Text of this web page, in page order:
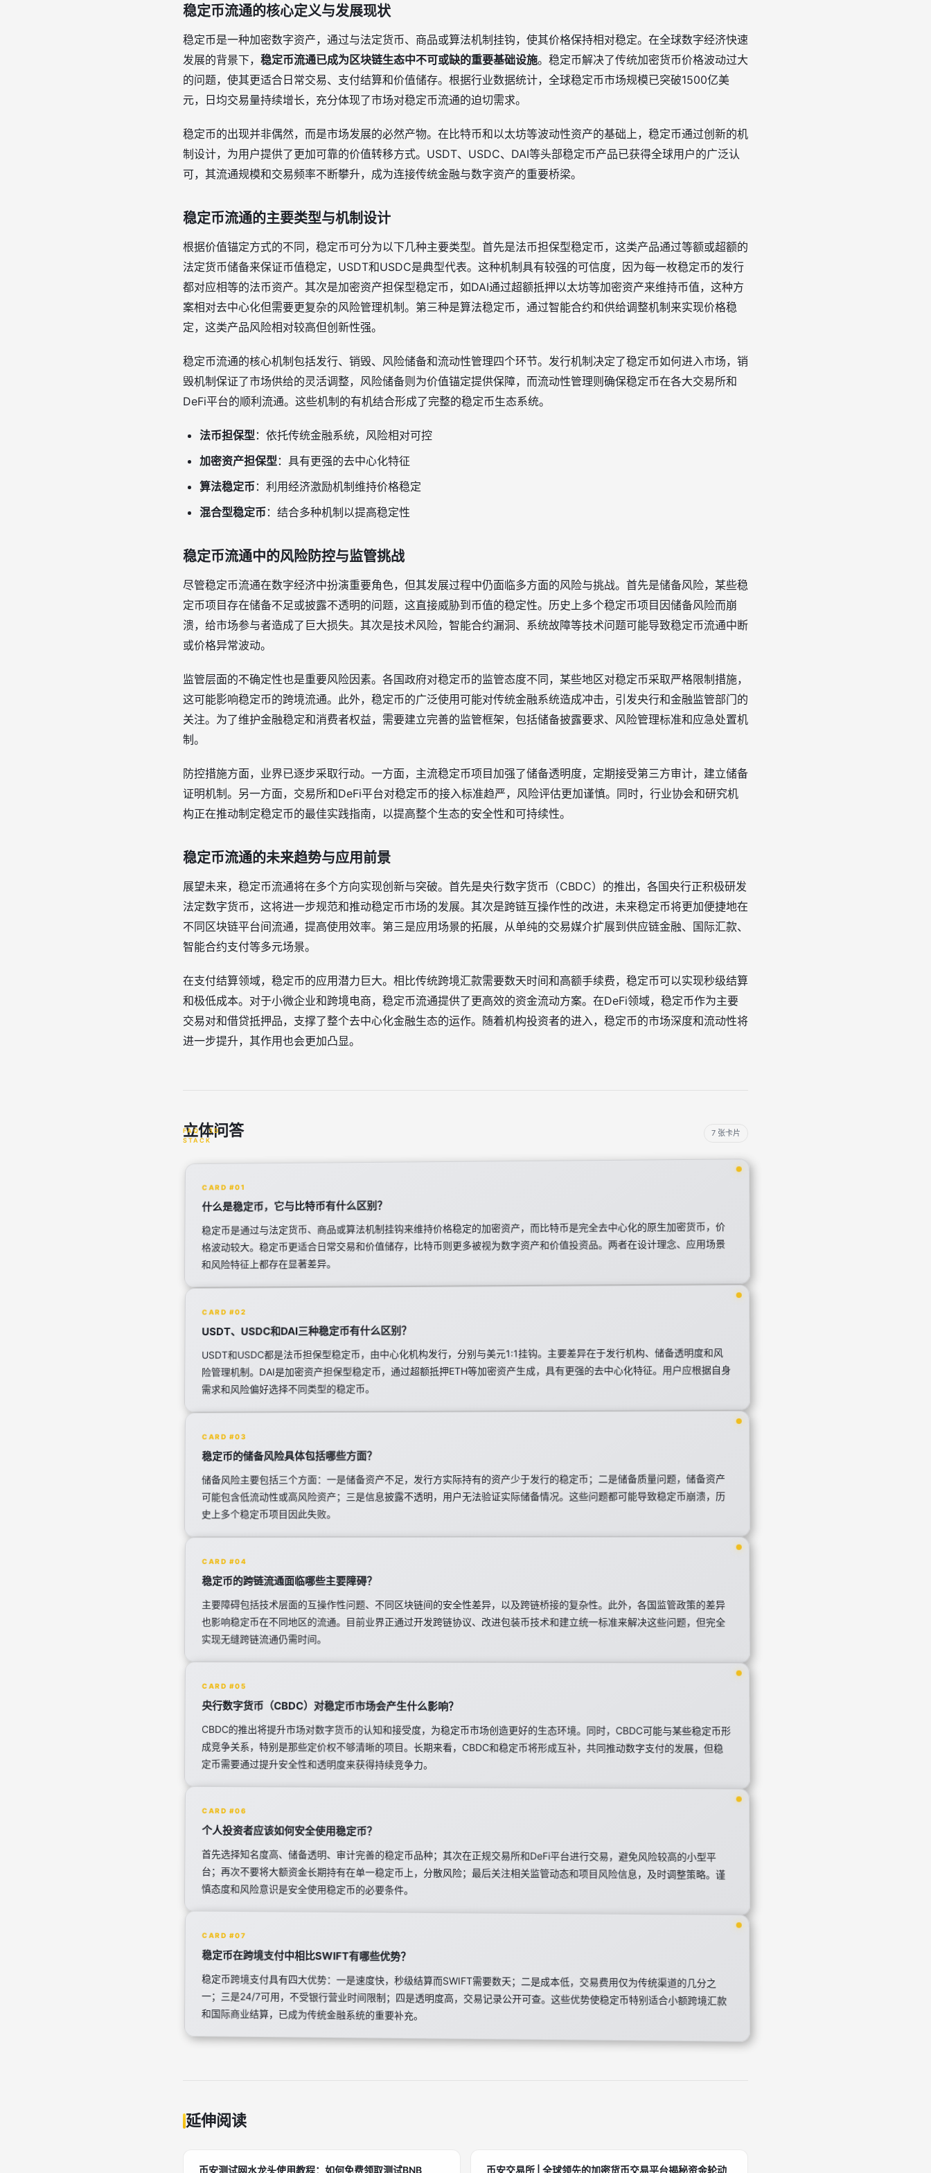
稳定币流通的核心定义与发展现状
稳定币是一种加密数字资产，通过与法定货币、商品或算法机制挂钩，使其价格保持相对稳定。在全球数字经济快速
发展的背景下， 稳定币流通已成为区块链生态中不可或缺的重要基础设施。稳定币解决了传统加密货币价格波动过大
的问题，使其更适合日常交易、支付结算和价值储存。根据行业数据统计，全球稳定币市场规模已突破1500亿美
元，日均交易量持续增长，充分体现了市场对稳定币流通的迫切需求。
稳定币的出现并非偶然，而是市场发展的必然产物。在比特币和以太坊等波动性资产的基础上，稳定币通过创新的机
制设计，为用户提供了更加可靠的价值转移方式。USDT、USDC、DAI等头部稳定币产品已获得全球用户的广泛认
可，其流通规模和交易频率不断攀升，成为连接传统金融与数字资产的重要桥梁。
稳定币流通的主要类型与机制设计
根据价值锚定方式的不同，稳定币可分为以下几种主要类型。首先是法币担保型稳定币，这类产品通过等额或超额的
法定货币储备来保证币值稳定，USDT和USDC是典型代表。这种机制具有较强的可信度，因为每一枚稳定币的发行
都对应相等的法币资产。其次是加密资产担保型稳定币，如DAI通过超额抵押以太坊等加密资产来维持币值，这种方
案相对去中心化但需要更复杂的风险管理机制。第三种是算法稳定币，通过智能合约和供给调整机制来实现价格稳
定，这类产品风险相对较高但创新性强。
稳定币流通的核心机制包括发行、销毁、风险储备和流动性管理四个环节。发行机制决定了稳定币如何进入市场，销
毁机制保证了市场供给的灵活调整，风险储备则为价值锚定提供保障，而流动性管理则确保稳定币在各大交易所和
DeFi平台的顺利流通。这些机制的有机结合形成了完整的稳定币生态系统。
法币担保型：依托传统金融系统，风险相对可控
加密资产担保型：具有更强的去中心化特征
算法稳定币：利用经济激励机制维持价格稳定
混合型稳定币：结合多种机制以提高稳定性
稳定币流通中的风险防控与监管挑战
尽管稳定币流通在数字经济中扮演重要角色，但其发展过程中仍面临多方面的风险与挑战。首先是储备风险，某些稳
定币项目存在储备不足或披露不透明的问题，这直接威胁到币值的稳定性。历史上多个稳定币项目因储备风险而崩
溃，给市场参与者造成了巨大损失。其次是技术风险，智能合约漏洞、系统故障等技术问题可能导致稳定币流通中断
或价格异常波动。
监管层面的不确定性也是重要风险因素。各国政府对稳定币的监管态度不同，某些地区对稳定币采取严格限制措施，
这可能影响稳定币的跨境流通。此外，稳定币的广泛使用可能对传统金融系统造成冲击，引发央行和金融监管部门的
关注。为了维护金融稳定和消费者权益，需要建立完善的监管框架，包括储备披露要求、风险管理标准和应急处置机
制。
防控措施方面，业界已逐步采取行动。一方面，主流稳定币项目加强了储备透明度，定期接受第三方审计，建立储备
证明机制。另一方面，交易所和DeFi平台对稳定币的接入标准趋严，风险评估更加谨慎。同时，行业协会和研究机
构正在推动制定稳定币的最佳实践指南，以提高整个生态的安全性和可持续性。
稳定币流通的未来趋势与应用前景
展望未来，稳定币流通将在多个方向实现创新与突破。首先是央行数字货币（CBDC）的推出，各国央行正积极研发
法定数字货币，这将进一步规范和推动稳定币市场的发展。其次是跨链互操作性的改进，未来稳定币将更加便捷地在
不同区块链平台间流通，提高使用效率。第三是应用场景的拓展，从单纯的交易媒介扩展到供应链金融、国际汇款、
智能合约支付等多元场景。
在支付结算领域，稳定币的应用潜力巨大。相比传统跨境汇款需要数天时间和高额手续费，稳定币可以实现秒级结算
和极低成本。对于小微企业和跨境电商，稳定币流通提供了更高效的资金流动方案。在DeFi领域，稳定币作为主要
交易对和借贷抵押品，支撑了整个去中心化金融生态的运作。随着机构投资者的进入，稳定币的市场深度和流动性将
进一步提升，其作用也会更加凸显。
立体问答 7 张卡片
CARD #01
什么是稳定币，它与比特币有什么区别？
稳定币是通过与法定货币、商品或算法机制挂钩来维持价格稳定的加密资产，而比特币是完全去中心化的原生加密货币，价
格波动较大。稳定币更适合日常交易和价值储存，比特币则更多被视为数字资产和价值投资品。两者在设计理念、应用场景
和风险特征上都存在显著差异。
CARD #02
USDT、USDC和DAI三种稳定币有什么区别？
USDT和USDC都是法币担保型稳定币，由中心化机构发行，分别与美元1:1挂钩。主要差异在于发行机构、储备透明度和风
险管理机制。DAI是加密资产担保型稳定币，通过超额抵押ETH等加密资产生成，具有更强的去中心化特征。用户应根据自身
需求和风险偏好选择不同类型的稳定币。
CARD #03
稳定币的储备风险具体包括哪些方面？
储备风险主要包括三个方面：一是储备资产不足，发行方实际持有的资产少于发行的稳定币；二是储备质量问题，储备资产
可能包含低流动性或高风险资产；三是信息披露不透明，用户无法验证实际储备情况。这些问题都可能导致稳定币崩溃，历
史上多个稳定币项目因此失败。
CARD #04
稳定币的跨链流通面临哪些主要障碍？
主要障碍包括技术层面的互操作性问题、不同区块链间的安全性差异，以及跨链桥接的复杂性。此外，各国监管政策的差异
也影响稳定币在不同地区的流通。目前业界正通过开发跨链协议、改进包装币技术和建立统一标准来解决这些问题，但完全
实现无缝跨链流通仍需时间。
CARD #05
央行数字货币（CBDC）对稳定币市场会产生什么影响？
CBDC的推出将提升市场对数字货币的认知和接受度，为稳定币市场创造更好的生态环境。同时，CBDC可能与某些稳定币形
成竞争关系，特别是那些定价权不够清晰的项目。长期来看，CBDC和稳定币将形成互补，共同推动数字支付的发展，但稳
定币需要通过提升安全性和透明度来获得持续竞争力。
CARD #06
个人投资者应该如何安全使用稳定币？
首先选择知名度高、储备透明、审计完善的稳定币品种；其次在正规交易所和DeFi平台进行交易，避免风险较高的小型平
台；再次不要将大额资金长期持有在单一稳定币上，分散风险；最后关注相关监管动态和项目风险信息，及时调整策略。谨
慎态度和风险意识是安全使用稳定币的必要条件。
CARD #07
稳定币在跨境支付中相比SWIFT有哪些优势？
稳定币跨境支付具有四大优势：一是速度快，秒级结算而SWIFT需要数天；二是成本低，交易费用仅为传统渠道的几分之
一；三是24/7可用，不受银行营业时间限制；四是透明度高，交易记录公开可查。这些优势使稳定币特别适合小额跨境汇款
和国际商业结算，已成为传统金融系统的重要补充。
延伸阅读
币安测试网水龙头使用教程：如何免费领取测试BNB 币安交易所 | 全球领先的加密货币交易平台揭秘资金轮动